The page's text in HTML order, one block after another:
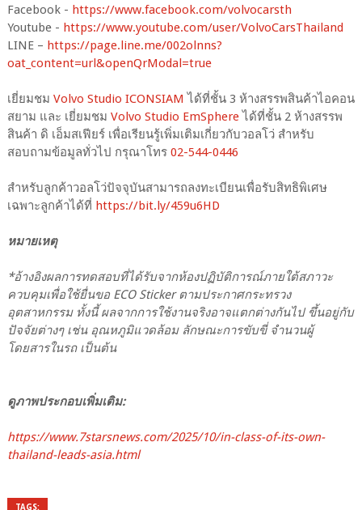
Facebook - https://www.facebook.com/volvocarsth
Youtube - https://www.youtube.com/user/VolvoCarsThailand
LINE – https://page.line.me/002olnns?
oat_content=url&openQrModal=true
เยี่ยมชม Volvo Studio ICONSIAM ได้ที่ชั้น 3 ห้างสรรพสินค้าไอคอน
สยาม และ เยี่ยมชม Volvo Studio EmSphereได้ที่ชั้น 2 ห้างสรรพ
สินค้า ดิ เอ็มสเฟียร์ เพื่อเรียนรู้เพิ่มเติมเกี่ยวกับวอลโว่ สำหรับ
สอบถามข้อมูลทั่วไป กรุณาโทร 02-544-0446
สำหรับลูกค้าวอลโว่ปัจจุบันสามารถลงทะเบียนเพื่อรับสิทธิพิเศษ
เฉพาะลูกค้าได้ที่ https://bit.ly/459u6HD
หมายเหตุ
*อ้างอิงผลการทดสอบที่ได้รับจากห้องปฏิบัติการณ์ภายใต้สภาวะ
ควบคุมเพื่อใช้ยื่นขอ ECO Sticker ตามประกาศกระทรวง
อุตสาหกรรม ทั้งนี้ ผลจากการใช้งานจริงอาจแตกต่างกันไป ขึ้นอยู่กับ
ปัจจัยต่างๆ เช่น อุณหภูมิแวดล้อม ลักษณะการขับขี่ จำนวนผู้
โดยสารในรถ เป็นต้น
ดูภาพประกอบเพิ่มเติม:
https://www.7starsnews.com/2025/10/in-class-of-its-own-
thailand-leads-asia.html
TAGS: